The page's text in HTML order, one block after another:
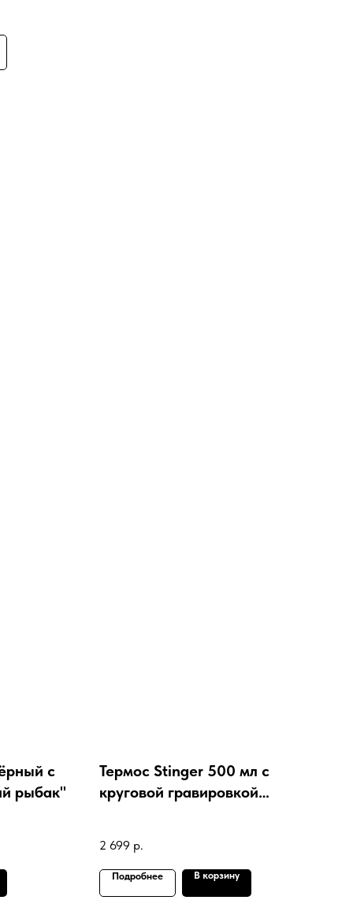
с
рыбак"
Термос Stinger 500 мл с
круговой гравировкой
2 699 р.
Подробнее В корзину